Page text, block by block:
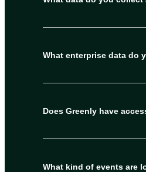
What enterprise data do
Does Greenly have
What kind of events are